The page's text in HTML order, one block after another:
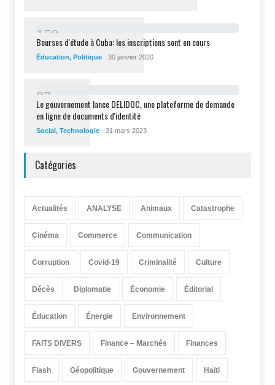
1 58
Bourses d'étude à Cuba: les inscriptions sont en cours
Éducation, Politique 30 janvier 2020
87
Le gouvernement lance DELIDOC, une plateforme de demande
en ligne de documents d'identité
Social , Technologie 31 mars 2023
Catégories
Actualités ANALYSE Animaux Catastrophe
Cinéma Commerce Communication
Corruption Covid-19 Criminalité Culture
Décès Diplomatie Économie Éditorial
Éducation Énergie Environnement
FAITS DIVERS Finance – Marchés Finances
Flash Géopolitique Gouvernement Haïti